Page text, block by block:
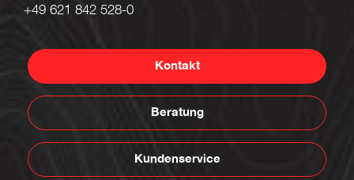
+49 621 842 528-0
Kontakt
Beratung
Kundenservice